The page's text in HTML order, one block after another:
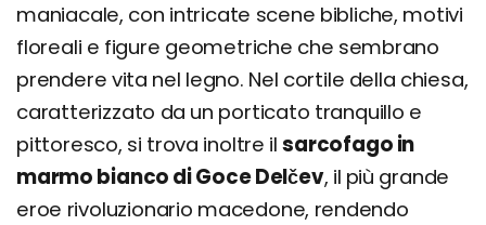
maniacale, con intricate scene bibliche, motivi
floreali e figure geometriche che sembrano
prendere vita nel legno. Nel cortile della chiesa,
caratterizzato da un porticato tranquillo e
pittoresco, si trova inoltre ilsarcofago in
marmo bianco di Goce Delčev, il più grande
eroe rivoluzionario macedone, rendendo